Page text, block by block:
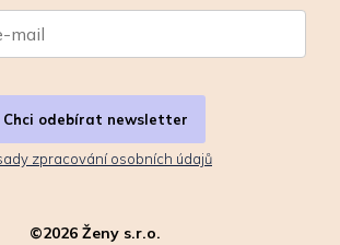
Chci odebírat newsletter
zpracování osobních údajů
©2026 Ženy s.r.o.